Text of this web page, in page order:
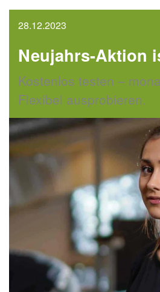
28.12.2023
Neujahrs-Aktion
Kostenlos testen –
Flexibel ausprobieren.